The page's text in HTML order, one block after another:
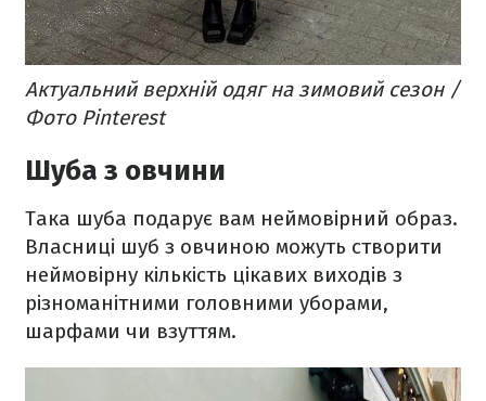
Актуальний верхній одяг на зимовий сезон /
Фото Pinterest
Шуба з овчини
Така шуба подарує вам неймовірний образ.
Власниці шуб з овчиною можуть створити
неймовірну кількість цікавих виходів з
різноманітними головними уборами,
шарфами чи взуттям.